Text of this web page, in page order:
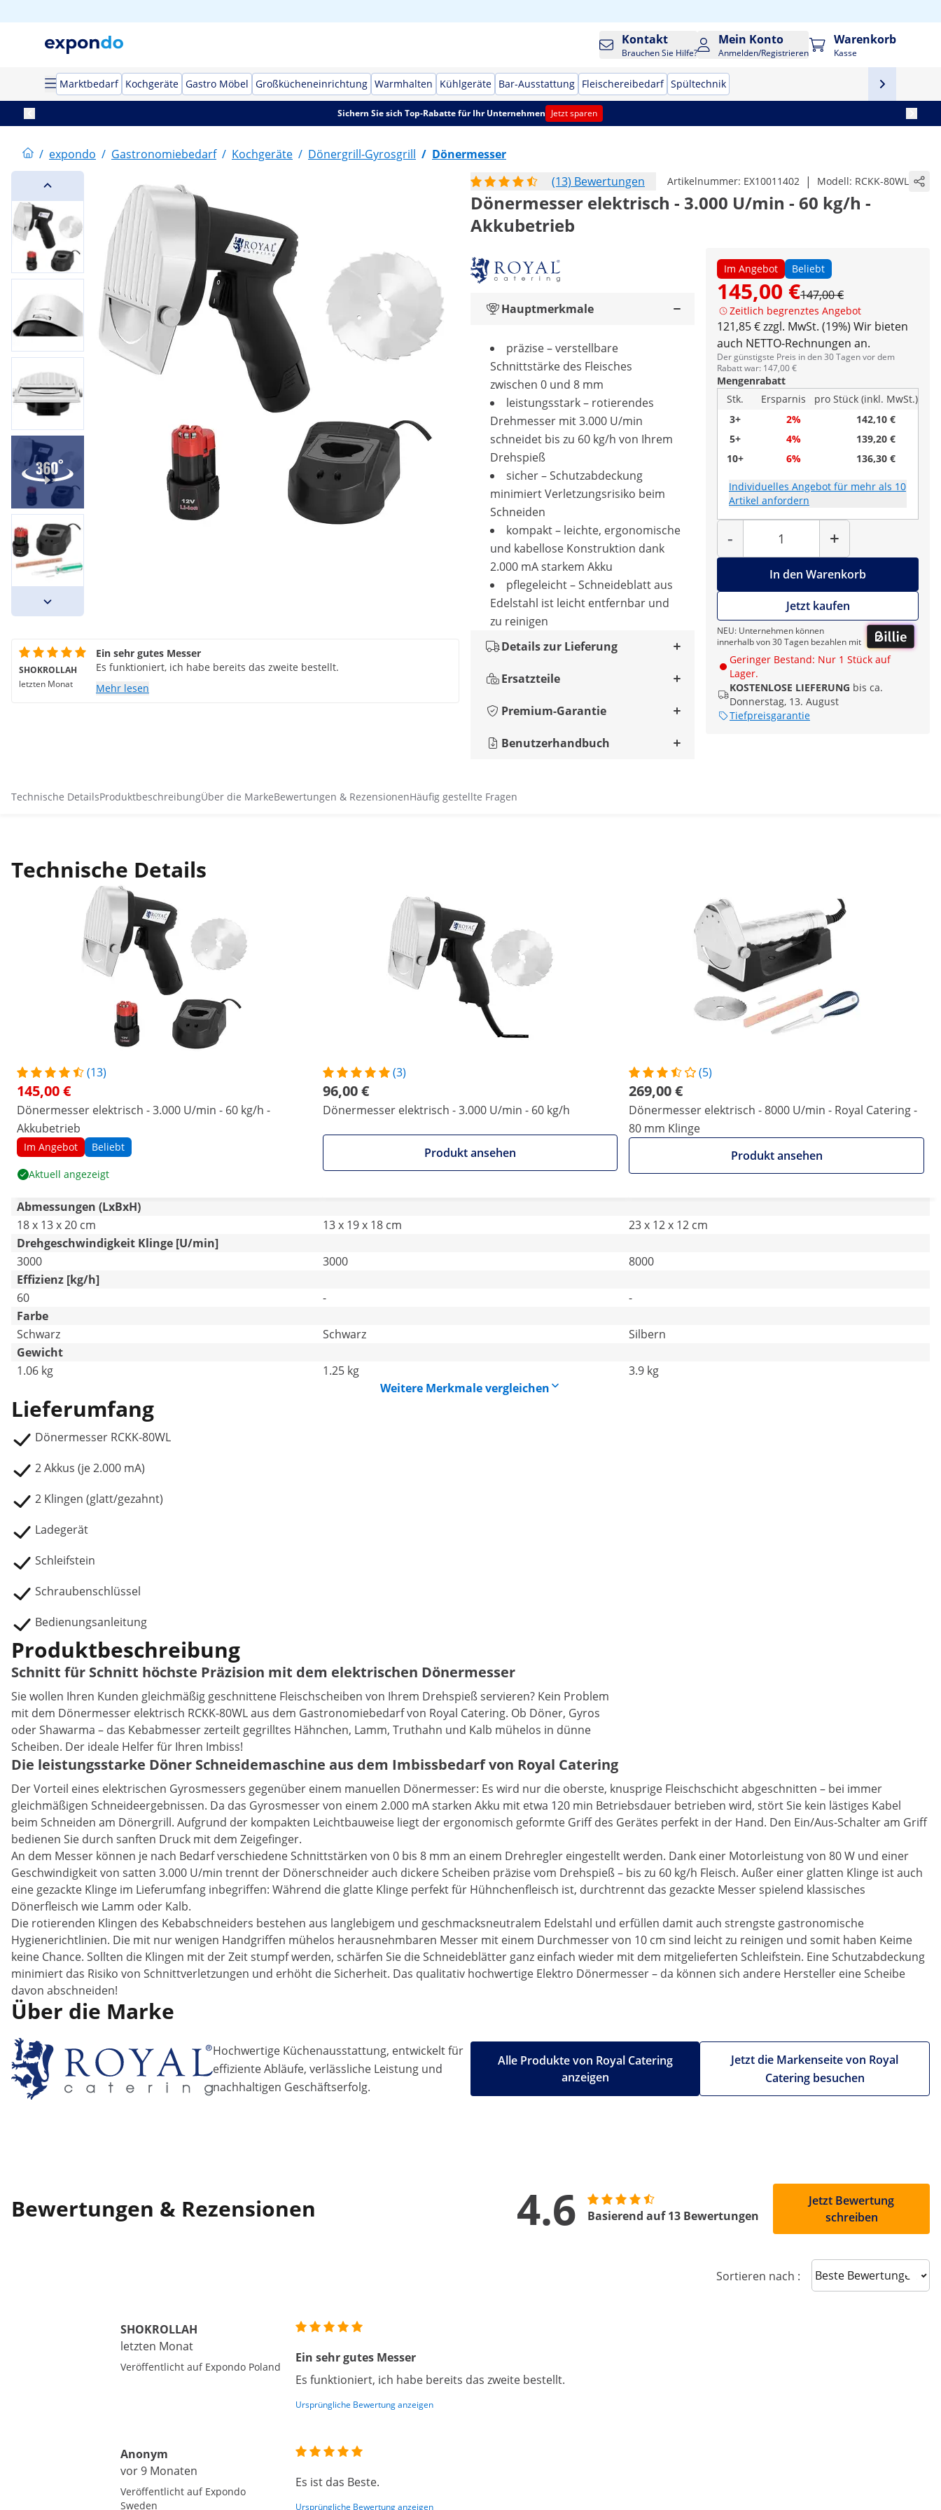
Kontakt
Brauchen Sie Hilfe?
Mein Konto
Anmelden/Registrieren
Warenkorb
Kasse
Marktbedarf Kochgeräte Gastro Möbel Großkücheneinrichtung Warmhalten Kühlgeräte Bar-Ausstattung Fleischereibedarf Spültechnik
Sichern Sie sich Top-Rabatte für Ihr Unternehmen Jetzt sparen
/ expondo / Gastronomiebedarf / Kochgeräte / Dönergrill-Gyrosgrill / Dönermesser
(13) Bewertungen
Artikelnummer: EX10011402 | Modell: RCKK-80WL
Dönermesser elektrisch - 3.000 U/min - 60 kg/h -
Akkubetrieb
Im Angebot Beliebt
145,00 €147,00 €
Zeitlich begrenztes Angebot
121,85 € zzgl. MwSt. (19%) Wir bieten
auch NETTO-Rechnungen an.
Der günstigste Preis in den 30 Tagen vor dem
Rabatt war: 147,00 €
Mengenrabatt
Stk.
Ersparnis
pro Stück (inkl. MwSt.)
3+
2%
142,10 €
5+
4%
139,20 €
10+
6% 136,30 €
Individuelles Angebot für mehr als 10
Artikel anfordern
-
Menge
+
In den Warenkorb
Jetzt kaufen
NEU: Unternehmen können
innerhalb von 30 Tagen bezahlen mit
Geringer Bestand: Nur 1 Stück auf
Lager.
KOSTENLOSE LIEFERUNG bis ca.
Donnerstag, 13. August
Tiefpreisgarantie
Hauptmerkmale
präzise – verstellbare
Schnittstärke des Fleisches
zwischen 0 und 8 mm
leistungsstark – rotierendes
Drehmesser mit 3.000 U/min
schneidet bis zu 60 kg/h von Ihrem
Drehspieß
sicher – Schutzabdeckung
minimiert Verletzungsrisiko beim
Schneiden
kompakt – leichte, ergonomische
und kabellose Konstruktion dank
2.000 mA starkem Akku
pflegeleicht – Schneideblatt aus
Edelstahl ist leicht entfernbar und
zu reinigen
Details zur Lieferung
Ersatzteile
Premium-Garantie
Benutzerhandbuch
SHOKROLLAH
letzten Monat
Ein sehr gutes Messer
Es funktioniert, ich habe bereits das zweite bestellt.
Mehr lesen
Technische DetailsProduktbeschreibungÜber die MarkeBewertungen & RezensionenHäufig gestellte Fragen
Technische Details
(13)
145,00 €
Dönermesser elektrisch - 3.000 U/min - 60 kg/h -
Akkubetrieb
Im Angebot Beliebt
Aktuell angezeigt
(3)
96,00 €
Dönermesser elektrisch - 3.000 U/min - 60 kg/h
Produkt ansehen
(5)
269,00 €
Dönermesser elektrisch - 8000 U/min - Royal Catering -
80 mm Klinge
Produkt ansehen
Abmessungen (LxBxH)
18 x 13 x 20 cm
13 x 19 x 18 cm
23 x 12 x 12 cm
Drehgeschwindigkeit Klinge [U/min]
3000
3000
8000
Effizienz [kg/h]
60
-
-
Farbe
Schwarz
Schwarz
Silbern
Gewicht
1.06 kg
1.25 kg
3.9 kg
Weitere Merkmale vergleichen
Lieferumfang
Dönermesser RCKK-80WL
2 Akkus (je 2.000 mA)
2 Klingen (glatt/gezahnt)
Ladegerät
Schleifstein
Schraubenschlüssel
Bedienungsanleitung
Produktbeschreibung
Schnitt für Schnitt höchste Präzision mit dem elektrischen Dönermesser
Sie wollen Ihren Kunden gleichmäßig geschnittene Fleischscheiben von Ihrem Drehspieß servieren? Kein Problem
mit dem Dönermesser elektrisch RCKK-80WL aus dem Gastronomiebedarf von Royal Catering. Ob Döner, Gyros
oder Shawarma – das Kebabmesser zerteilt gegrilltes Hähnchen, Lamm, Truthahn und Kalb mühelos in dünne
Scheiben. Der ideale Helfer für Ihren Imbiss!
Die leistungsstarke Döner Schneidemaschine aus dem Imbissbedarf von Royal Catering
Der Vorteil eines elektrischen Gyrosmessers gegenüber einem manuellen Dönermesser: Es wird nur die oberste, knusprige Fleischschicht abgeschnitten – bei immer
gleichmäßigen Schneideergebnissen. Da das Gyrosmesser von einem 2.000 mA starken Akku mit etwa 120 min Betriebsdauer betrieben wird, stört Sie kein lästiges Kabel
beim Schneiden am Dönergrill. Aufgrund der kompakten Leichtbauweise liegt der ergonomisch geformte Griff des Gerätes perfekt in der Hand. Den Ein/Aus-Schalter am Griff
bedienen Sie durch sanften Druck mit dem Zeigefinger.
An dem Messer können je nach Bedarf verschiedene Schnittstärken von 0 bis 8 mm an einem Drehregler eingestellt werden. Dank einer Motorleistung von 80 W und einer
Geschwindigkeit von satten 3.000 U/min trennt der Dönerschneider auch dickere Scheiben präzise vom Drehspieß – bis zu 60 kg/h Fleisch. Außer einer glatten Klinge ist auch
eine gezackte Klinge im Lieferumfang inbegriffen: Während die glatte Klinge perfekt für Hühnchenfleisch ist, durchtrennt das gezackte Messer spielend klassisches
Dönerfleisch wie Lamm oder Kalb.
Die rotierenden Klingen des Kebabschneiders bestehen aus langlebigem und geschmacksneutralem Edelstahl und erfüllen damit auch strengste gastronomische
Hygienerichtlinien. Die mit nur wenigen Handgriffen mühelos herausnehmbaren Messer mit einem Durchmesser von 10 cm sind leicht zu reinigen und somit haben Keime
keine Chance. Sollten die Klingen mit der Zeit stumpf werden, schärfen Sie die Schneideblätter ganz einfach wieder mit dem mitgelieferten Schleifstein. Eine Schutzabdeckung
minimiert das Risiko von Schnittverletzungen und erhöht die Sicherheit. Das qualitativ hochwertige Elektro Dönermesser – da können sich andere Hersteller eine Scheibe
davon abschneiden!
Über die Marke
Hochwertige Küchenausstattung, entwickelt für
effiziente Abläufe, verlässliche Leistung und
nachhaltigen Geschäftserfolg.
Jetzt die Markenseite von Royal
Catering besuchen
Alle Produkte von Royal Catering
anzeigen
Bewertungen & Rezensionen 4.6 Basierend auf 13 Bewertungen
Jetzt Bewertung
schreiben
Sortieren nach : Sort reviews
SHOKROLLAH
letzten Monat
Veröffentlicht auf Expondo Poland
Ein sehr gutes Messer
Es funktioniert, ich habe bereits das zweite bestellt.
Ursprüngliche Bewertung anzeigen
Anonym
vor 9 Monaten
Veröffentlicht auf Expondo
Sweden
Es ist das Beste.
Ursprüngliche Bewertung anzeigen